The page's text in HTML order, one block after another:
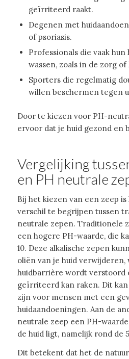
geïrriteerd raakt.
Degenen met
of psoriasis.
Professionals die vaak
wassen, zoals in de zorg of
Sporters die regelmatig
willen beschermen tegen
Door te kiezen voor PH-
ervoor dat je huid gezond en
Vergelijking
en PH neutrale
Bij het kiezen van een zeep
verschil te begrijpen tussen
neutrale zepen. Traditionele
een hogere PH-waarde, die
10. Deze alkalische zepen
oliën van je huid verwijderen,
huidbarrière wordt verstoord
geïrriteerd kan raken. Dit
zijn voor mensen met een
huidaandoeningen. Aan de
neutrale zeep een PH-
de huid ligt, namelijk rond de
Dit betekent dat het de